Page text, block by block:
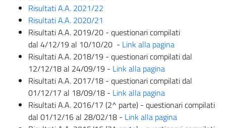
Risultati A.A. 2021/22
Risultati A.A. 2020/21
Risultati A.A. 2019/20 - questionari compilati
dal 4/12/19 al 10/10/20 - Link alla pagina
Risultati A.A. 2018/19 - questionari compilati dal
12/12/18 al 24/09/19 - Link alla pagina
Risultati A.A. 2017/18 - questionari compilati dal
01/12/17 al 18/09/18 - Link alla pagina
Risultati A.A. 2016/17 (2^ parte) - questionari compilati
dal 01/12/16 al 28/02/18 - Link alla pagina